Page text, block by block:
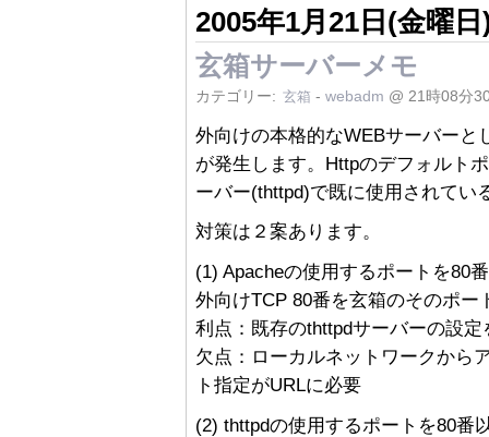
2005年1月21日(金曜日
玄箱サーバーメモ
カテゴリー: 玄箱 - webadm @ 21時08分
外向けの本格的なWEBサーバーと
が発生します。Httpのデフォルト
ーバー(thttpd)で既に使用されてい
対策は２案あります。
(1) Apacheの使用するポートを80
外向けTCP 80番を玄箱のそのポー
利点：既存のthttpdサーバーの設
欠点：ローカルネットワークから
ト指定がURLに必要
(2) thttpdの使用するポートを80番